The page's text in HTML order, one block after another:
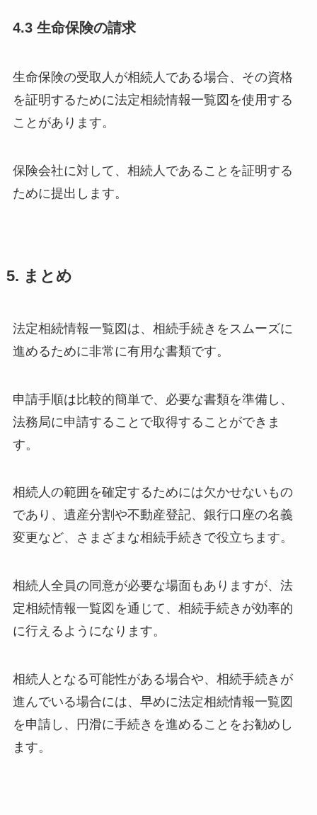
4.3 生命保険の請求
生命保険の受取人が相続人である場合、その資格
を証明するために法定相続情報一覧図を使用する
ことがあります。
保険会社に対して、相続人であることを証明する
ために提出します。
5. まとめ
法定相続情報一覧図は、相続手続きをスムーズに
進めるために非常に有用な書類です。
申請手順は比較的簡単で、必要な書類を準備し、
法務局に申請することで取得することができま
す。
相続人の範囲を確定するためには欠かせないもの
であり、遺産分割や不動産登記、銀行口座の名義
変更など、さまざまな相続手続きで役立ちます。
相続人全員の同意が必要な場面もありますが、法
定相続情報一覧図を通じて、相続手続きが効率的
に行えるようになります。
相続人となる可能性がある場合や、相続手続きが
進んでいる場合には、早めに法定相続情報一覧図
を申請し、円滑に手続きを進めることをお勧めし
ます。